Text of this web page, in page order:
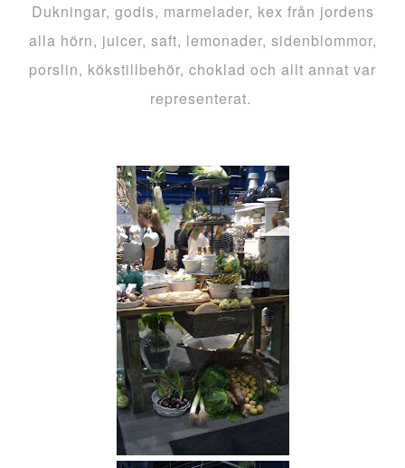
Dukningar, godis, marmelader, kex från jordens
alla hörn, juicer, saft, lemonader, sidenblommor,
porslin, kökstillbehör, choklad och allt annat var
representerat.